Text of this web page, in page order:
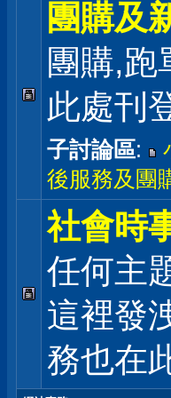
團購及
團購,跑
此處刊
子討論區:
後服務及團
社會時
任何主
這裡發
務也在